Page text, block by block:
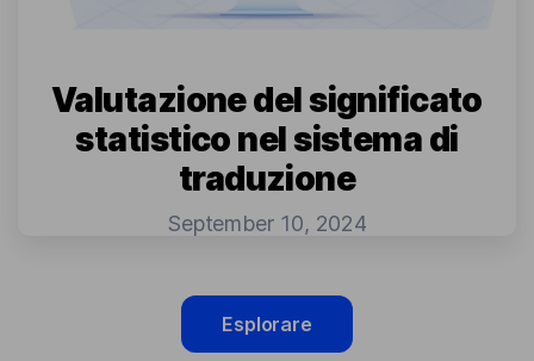
Valutazione del significato
statistico nel sistema di
traduzione
September 10, 2024
Esplorare